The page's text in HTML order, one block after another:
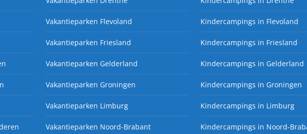
Vakantieparken Flevoland
Vakantieparken Friesland
Vakantieparken Gelderland
Vakantieparken Groningen
Vakantieparken Limburg
Vakantieparken Noord-Brabant
Kindercampings in Flevoland
Kindercampings in Friesland
Kindercampings in Gelderland
Kindercampings in Groningen
Kindercampings in Limburg
Kindercampings in Noord-